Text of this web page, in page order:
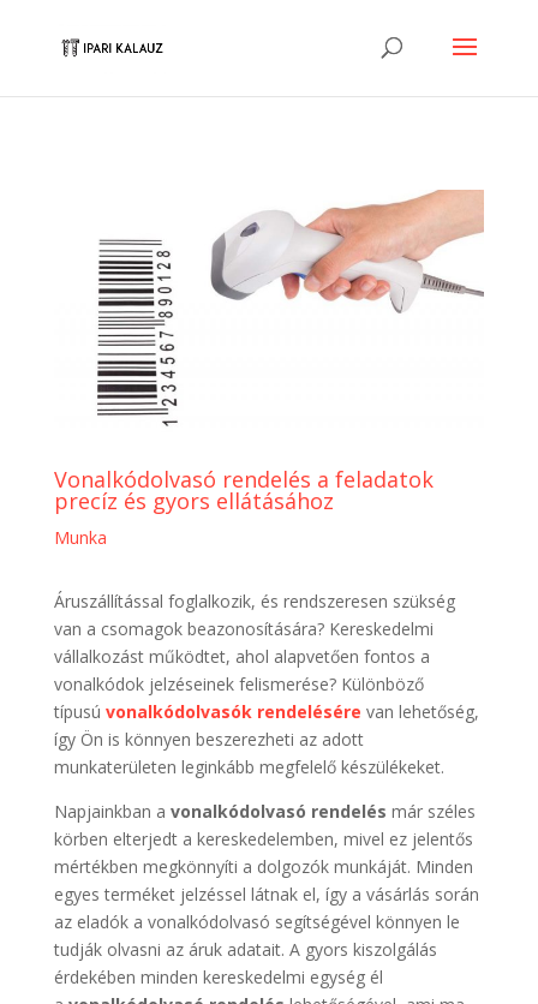
Vonalkódolvasó rendelés a feladatok
precíz és gyors ellátásához
Munka
Áruszállítással foglalkozik, és rendszeresen szükség
van a csomagok beazonosítására? Kereskedelmi
vállalkozást működtet, ahol alapvetően fontos a
vonalkódok jelzéseinek felismerése? Különböző
típusú vonalkódolvasók rendelésére van lehetőség,
így Ön is könnyen beszerezheti az adott
munkaterületen leginkább megfelelő készülékeket.
Napjainkban a vonalkódolvasó rendelés már széles
körben elterjedt a kereskedelemben, mivel ez jelentős
mértékben megkönnyíti a dolgozók munkáját. Minden
egyes terméket jelzéssel látnak el, így a vásárlás során
az eladók a vonalkódolvasó segítségével könnyen le
tudják olvasni az áruk adatait. A gyors kiszolgálás
érdekében minden kereskedelmi egység él